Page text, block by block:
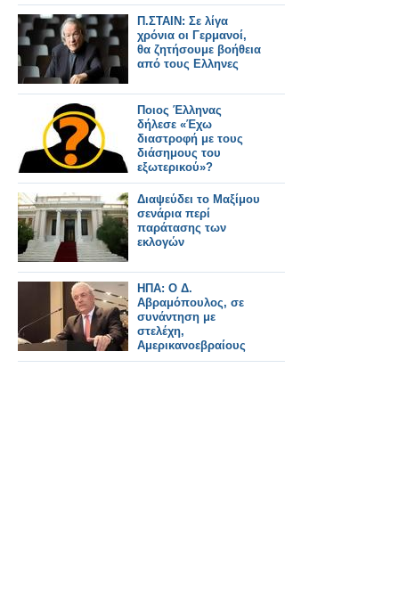
Π.ΣΤΑΙΝ: Σε λίγα
χρόνια οι Γερμανοί,
θα ζητήσουμε βοήθεια
από τους Ελληνες
Ποιος Έλληνας
δήλεσε «Έχω
διαστροφή με τους
διάσημους του
εξωτερικού»?
Διαψεύδει το Μαξίμου
σενάρια περί
παράτασης των
εκλογών
ΗΠΑ: Ο Δ.
Αβραμόπουλος, σε
συνάντηση με
στελέχη,
Αμερικανοεβραίους